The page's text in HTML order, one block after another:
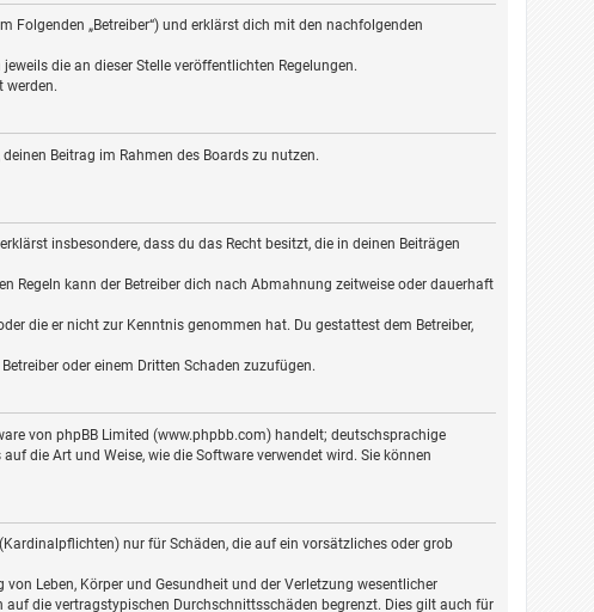
Folgenden „Betreiber“) und erklärst dich mit den nachfolgenden
die an dieser Stelle veröffentlichten Regelungen.
werden.
Beitrag im Rahmen des Boards zu nutzen.
insbesondere, dass du das Recht besitzt, die in deinen Beiträgen
Regeln kann der Betreiber dich nach Abmahnung zeitweise oder dauerhaft
die er nicht zur Kenntnis genommen hat. Du gestattest dem Betreiber,
oder einem Dritten Schaden zuzufügen.
von phpBB Limited (www.phpbb.com) handelt; deutschsprachige
die Art und Weise, wie die Software verwendet wird. Sie können
nur für Schäden, die auf ein vorsätzliches oder grob
Leben, Körper und Gesundheit und der Verletzung wesentlicher
die vertragstypischen Durchschnittsschäden begrenzt. Dies gilt auch für